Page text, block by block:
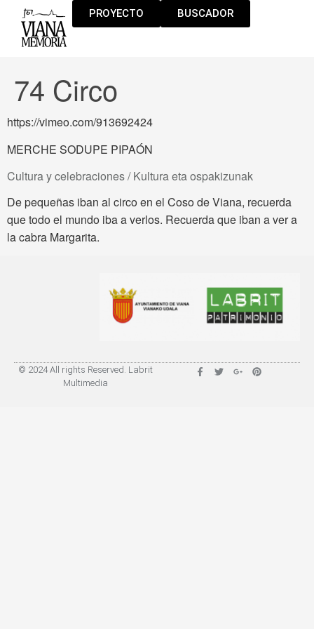
PROYECTO BUSCADOR
74 Circo
https://vimeo.com/913692424
MERCHE SODUPE PIPAÓN
Cultura y celebraciones / Kultura eta ospakizunak
De pequeñas iban al circo en el Coso de Viana, recuerda
que todo el mundo iba a verlos. Recuerda que iban a ver a
la cabra Margarita.
© 2024 All rights Reserved. Labrit
Multimedia